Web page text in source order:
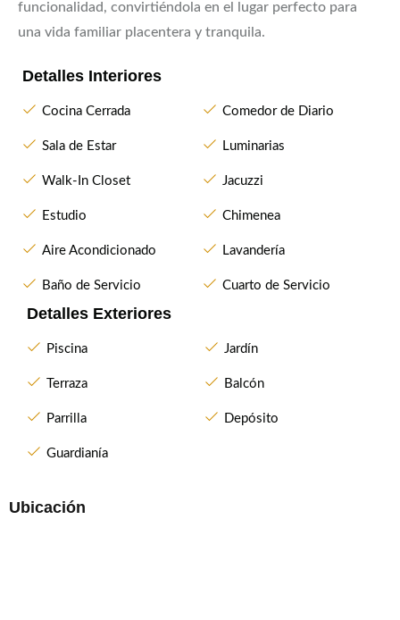
funcionalidad, convirtiéndola en el lugar perfecto para
una vida familiar placentera y tranquila.
Detalles Interiores
Cocina Cerrada Comedor de Diario
Sala de Estar Luminarias
Walk-In Closet Jacuzzi
Estudio Chimenea
Aire Acondicionado Lavandería
Baño de Servicio Cuarto de Servicio
Detalles Exteriores
Piscina Jardín
Terraza Balcón
Parrilla Depósito
Guardianía
Ubicación